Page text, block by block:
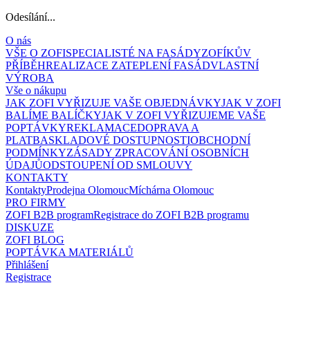
Odesílání...
O nás
VŠE O ZOFISPECIALISTÉ NA FASÁDYZOFÍKŮV
PŘÍBĚHREALIZACE ZATEPLENÍ FASÁDVLASTNÍ
VÝROBA
Vše o nákupu
JAK ZOFI VYŘIZUJE VAŠE OBJEDNÁVKYJAK V ZOFI
BALÍME BALÍČKYJAK V ZOFI VYŘIZUJEME VAŠE
POPTÁVKYREKLAMACEDOPRAVA A
PLATBASKLADOVÉ DOSTUPNOSTIOBCHODNÍ
PODMÍNKYZÁSADY ZPRACOVÁNÍ OSOBNÍCH
ÚDAJŮODSTOUPENÍ OD SMLOUVY
KONTAKTY
KontaktyProdejna OlomoucMíchárna Olomouc
PRO FIRMY
ZOFI B2B programRegistrace do ZOFI B2B programu
DISKUZE
ZOFI BLOG
POPTÁVKA MATERIÁLŮ
Přihlášení
Registrace